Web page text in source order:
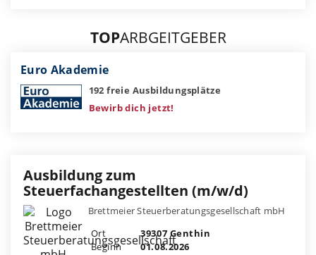
TOPARBGEITGEBER
Euro Akademie
192 freie Ausbildungsplätze
Bewirb dich jetzt!
Ausbildung zum
Steuerfachangestellten (m/w/d)
Brettmeier Steuerberatungsgesellschaft mbH
Ort
39307 Genthin
Beginn
01.08.2026